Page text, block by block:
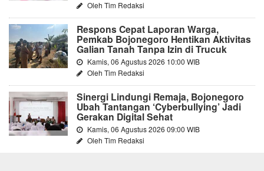
Oleh Tim Redaksi
Respons Cepat Laporan Warga,
Pemkab Bojonegoro Hentikan Aktivitas
Galian Tanah Tanpa Izin di Trucuk
Kamis, 06 Agustus 2026 10:00 WIB
Oleh Tim Redaksi
Sinergi Lindungi Remaja, Bojonegoro
Ubah Tantangan ‘Cyberbullying’ Jadi
Gerakan Digital Sehat
Kamis, 06 Agustus 2026 09:00 WIB
Oleh Tim Redaksi